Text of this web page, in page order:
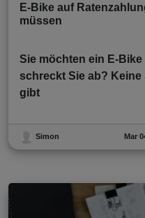
E-Bike auf
müssen
Sie möchten ein E-
schreckt Sie ab?
gibt
Simon Mar